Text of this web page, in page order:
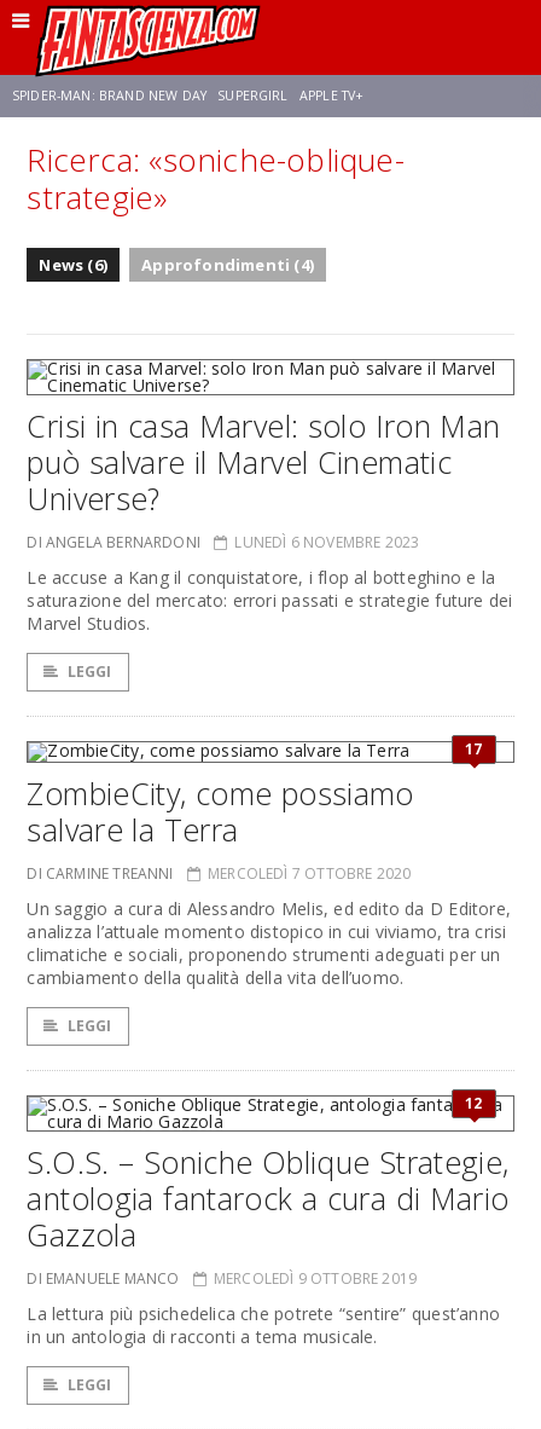
SPIDER-MAN: BRAND NEW DAY SUPERGIRL APPLE TV+
FRANCO RICCIARDIELLO ZENDAYA AVENGERS: DOOMSDAY
NETFLIX SADIE SINK STAR TREK: STRANGE NEW WORLDS
Ricerca: «soniche-oblique-
strategie»
News (6) Approfondimenti (4)
Crisi in casa Marvel: solo Iron Man
può salvare il Marvel Cinematic
Universe?
DI ANGELA BERNARDONI LUNEDÌ 6 NOVEMBRE 2023
Le accuse a Kang il conquistatore, i flop al botteghino e la
saturazione del mercato: errori passati e strategie future dei
Marvel Studios.
LEGGI
17
ZombieCity, come possiamo
salvare la Terra
DI CARMINE TREANNI MERCOLEDÌ 7 OTTOBRE 2020
Un saggio a cura di Alessandro Melis, ed edito da D Editore,
analizza l’attuale momento distopico in cui viviamo, tra crisi
climatiche e sociali, proponendo strumenti adeguati per un
cambiamento della qualità della vita dell’uomo.
LEGGI
12
S.O.S. – Soniche Oblique Strategie,
antologia fantarock a cura di Mario
Gazzola
DI EMANUELE MANCO MERCOLEDÌ 9 OTTOBRE 2019
La lettura più psichedelica che potrete “sentire” quest’anno
in un antologia di racconti a tema musicale.
LEGGI